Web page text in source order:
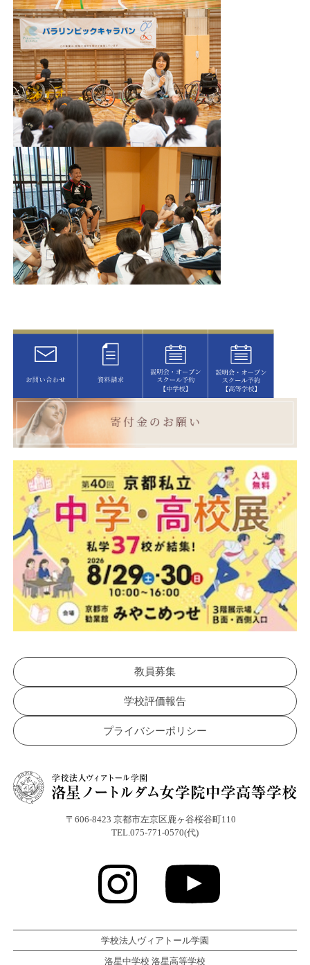
教員募集
学校評価報告
プライバシーポリシー
〒606-8423 京都市左京区鹿ヶ谷桜谷町110
TEL.075-771-0570(代)
学校法人ヴィアトール学園
洛星中学校 洛星高等学校